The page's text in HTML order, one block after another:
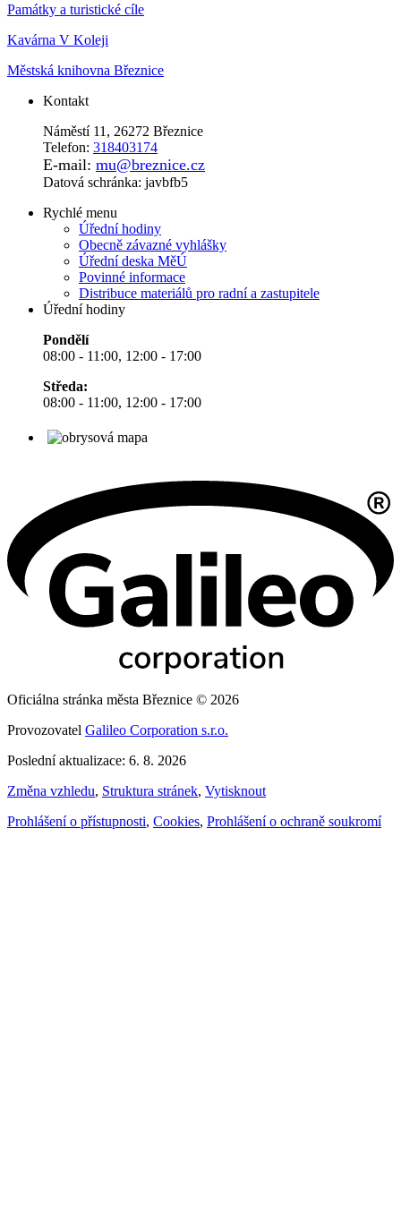
Památky a turistické cíle
Kavárna V Koleji
Městská knihovna Březnice
Kontakt
Náměstí 11, 26272 Březnice
Telefon: 318403174
E-mail: mu@breznice.cz
Datová schránka: javbfb5
Rychlé menu
Úřední hodiny
Obecně závazné vyhlášky
Úřední deska MěÚ
Povinné informace
Distribuce materiálů pro radní a zastupitele
Úřední hodiny
Pondělí
08:00 - 11:00, 12:00 - 17:00
Středa:
08:00 - 11:00, 12:00 - 17:00
Oficiálna stránka města Březnice © 2026
Provozovatel Galileo Corporation s.r.o.
Poslední aktualizace: 6. 8. 2026
Změna vzhledu, Struktura stránek, Vytisknout
Prohlášení o přístupnosti, Cookies, Prohlášení o ochraně soukromí